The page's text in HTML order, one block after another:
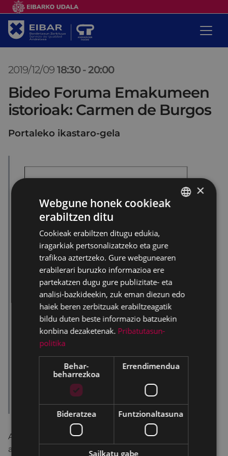
2019/12/09 18:30 -20:00
Bideo Foruma Emakumeen
istorioak: Carmen de Burgos
Portaleko ikastaro-gela
Abenduko hilabete honetan,
Pagatxa elkarteak
antolatutako Emakumeen Istorioen bideo-forum-
×
Webgune honek cookieak
erabiltzen ditu
Cookieak erabiltzen ditugu edukia,
iragarkiak pertsonalizatzeko eta gure
trafikoa aztertzeko. Gure webgunearen
erabilerari buruzko informazioa ere
partekatzen dugu gure publizitate- eta
analisi-bazkideekin, zuk eman diezun edo
haiek beren zerbitzuak erabiltzeagatik
bildu duten beste informazio batzuekin
konbina dezaketenak. Pribatutasun-
politika
Behar-
beharrezkoa
Errendimendua
Bideratzea Funtzionaltasuna
Sailkatu gabe